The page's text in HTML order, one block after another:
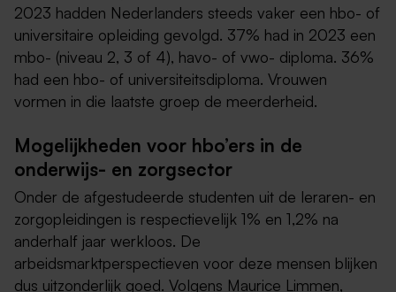
2023 hadden Nederlanders steeds vaker een hbo- of
universitaire opleiding gevolgd. 37% had in 2023 een
mbo- (niveau 2, 3 of 4), havo- of vwo- diploma. 36%
had een hbo- of universiteitsdiploma. Vrouwen
vormen in die laatste groep de meerderheid.
Mogelijkheden voor hbo’ers in de
onderwijs- en zorgsector
Onder de afgestudeerde studenten uit de leraren- en
zorgopleidingen is respectievelijk 1% en 1,2% na
anderhalf jaar werkloos. De
arbeidsmarktperspectieven voor deze mensen blijken
dus uitzonderlijk goed. Volgens Maurice Limmen,